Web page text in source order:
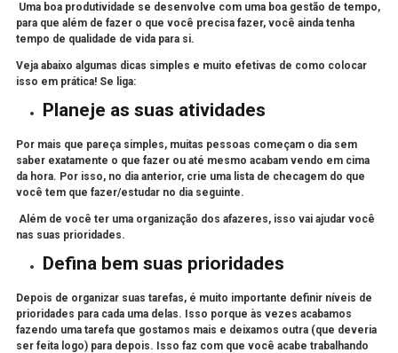
Uma boa produtividade se desenvolve com uma boa gestão de tempo,
para que além de fazer o que você precisa fazer, você ainda tenha
tempo de qualidade de vida para si.
Veja abaixo algumas dicas simples e muito efetivas de como colocar
isso em prática! Se liga:
Planeje as suas atividades
Por mais que pareça simples, muitas pessoas começam o dia sem
saber exatamente o que fazer ou até mesmo acabam vendo em cima
da hora. Por isso, no dia anterior, crie uma lista de checagem do que
você tem que fazer/estudar no dia seguinte.
Além de você ter uma organização dos afazeres, isso vai ajudar você
nas suas prioridades.
Defina bem suas prioridades
Depois de organizar suas tarefas, é muito importante definir níveis de
prioridades para cada uma delas. Isso porque às vezes acabamos
fazendo uma tarefa que gostamos mais e deixamos outra (que deveria
ser feita logo) para depois. Isso faz com que você acabe trabalhando